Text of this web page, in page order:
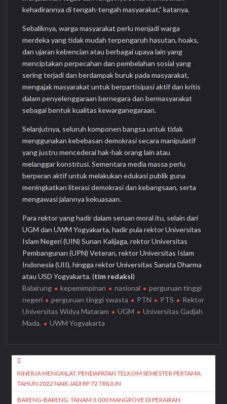
kehadirannya di tengah-tengah masyarakat,” katanya.
Sebaliknya, warga masyarakat perlu menjadi warga
merdeka yang tidak mudah terpengaruh hasutan, hoaks,
dan ujaran kebencian atau berbagai upaya lain yang
menciptakan perpecahan dan pembelahan sosial yang
sering terjadi dan berdampak buruk pada masyarakat,
mengajak masyarakat untuk berpartisipasi aktif dan kritis
dalam penyelenggaraan bernegara dan bermasyarakat
sebagai bentuk kualitas kewarganegaraan.
Selanjutnya, seluruh komponen bangsa untuk tidak
menggunakan kebebasan demokrasi secara manipulatif
yang justru mencederai hak-hak orang lain atau
melanggar konstıtusi. Sementara media massa perlu
berperan aktif untuk melakukan edukasi publik guna
meningkatkan literasi demokrasi dan kebangsaan, serta
mengawasi jalannya kekuasaan.
Para rektor yang hadir dalam seruan moral itu, selain dari
UGM dan UWM Yogyakarta, hadir pula rektor Universitas
Islam Negeri (UIN) Sunan Kalijaga, rektor Universitas
Pembangunan (UPN) Veteran, rektor Universitas Islam
Indonesia (UII), hingga rektor Universitas Sanata Dharma
atau USD Yogyakarta. (tim redaksi)
Balairung
kepemimpinan nasional
perguruan tinggi
negeri
perguruan tinggi swasta PTN PTS
Rektor
Universitas Widya Mataram
UGM
Universitas Gadjah
Mada.
UWM Yogyakarta
Navigasi
pos
KINERJA MENGKILAT, PENDAPATAN TELKOM SEMESTER PERTAMA
TAHUN 2022 NAIK JADI RP 72 TRILIUN
BARENG-BARENG, TANAM 3.000 MANGROVE DI PERAIRAN